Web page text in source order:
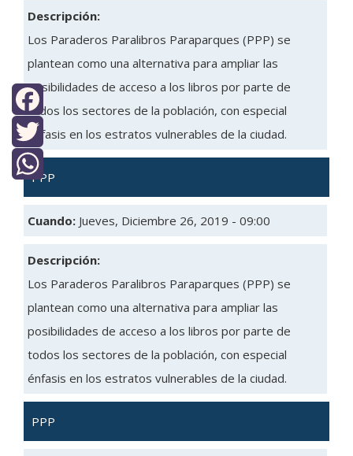
Descripción:
Los Paraderos Paralibros Paraparques (PPP) se
plantean como una alternativa para ampliar las
posibilidades de acceso a los libros por parte de
todos los sectores de la población, con especial
énfasis en los estratos vulnerables de la ciudad.
PPP
Cuando: Jueves, Diciembre 26, 2019 - 09:00
Descripción:
Los Paraderos Paralibros Paraparques (PPP) se
plantean como una alternativa para ampliar las
posibilidades de acceso a los libros por parte de
todos los sectores de la población, con especial
énfasis en los estratos vulnerables de la ciudad.
PPP
Facebook
Twitter
WhatsApp